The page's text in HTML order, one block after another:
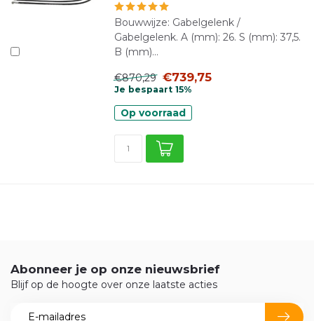
Bouwwijze: Gabelgelenk /
Gabelgelenk. A (mm): 26. S (mm): 37,5.
B (mm)...
€870,29 €739,75
Je bespaart 15%
Op voorraad
Abonneer je op onze nieuwsbrief
Blijf op de hoogte over onze laatste acties